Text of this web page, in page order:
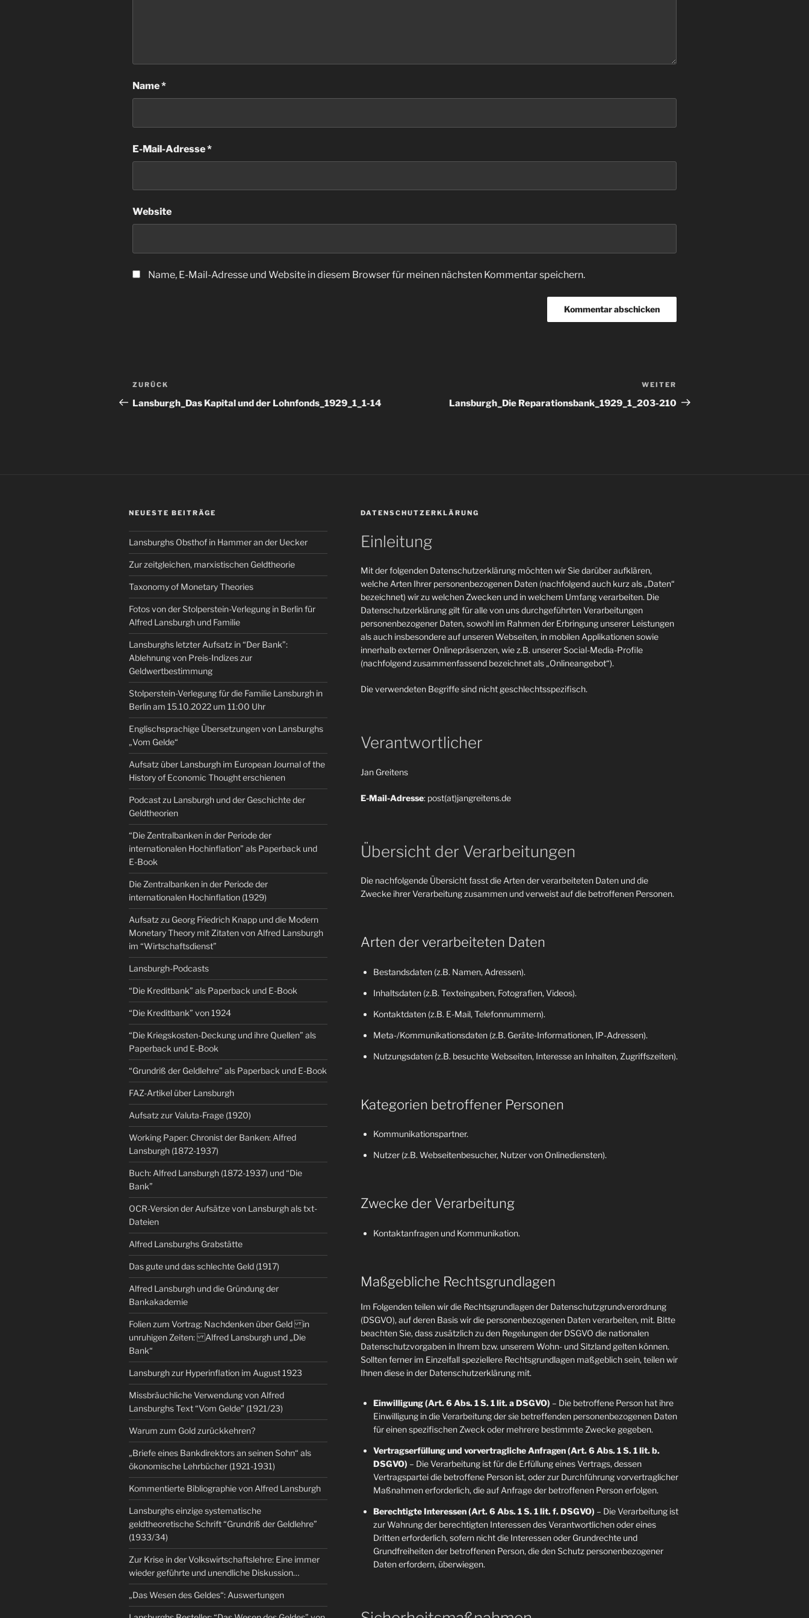
Name*
E-Mail-Adresse*
Website
Name, E-Mail-Adresse und Website in diesem Browser für meinen nächsten Kommentar speichern.
Beitragsnavigation
Vorheriger
Beitrag
ZURÜCK
Lansburgh_Das Kapital und der Lohnfonds_1929_1_1-14
Beitrag
WEITER
Lansburgh_Die Reparationsbank_1929_1_203-210
NEUESTE BEITRÄGE
Lansburghs Obsthof in Hammer an der Uecker
Zur zeitgleichen, marxistischen Geldtheorie
Taxonomy of Monetary Theories
Fotos von der Stolperstein-Verlegung in Berlin für
Alfred Lansburgh und Familie
Lansburghs letzter Aufsatz in “Der Bank”:
Ablehnung von Preis-Indizes zur
Geldwertbestimmung
Stolperstein-Verlegung für die Familie Lansburgh in
Berlin am 15.10.2022 um 11:00 Uhr
Englischsprachige Übersetzungen von Lansburghs
„Vom Gelde“
Aufsatz über Lansburgh im European Journal of the
History of Economic Thought erschienen
Podcast zu Lansburgh und der Geschichte der
Geldtheorien
“Die Zentralbanken in der Periode der
internationalen Hochinflation” als Paperback und
E-Book
Die Zentralbanken in der Periode der
internationalen Hochinflation (1929)
Aufsatz zu Georg Friedrich Knapp und die Modern
Monetary Theory mit Zitaten von Alfred Lansburgh
im “Wirtschaftsdienst”
Lansburgh-Podcasts
“Die Kreditbank” als Paperback und E-Book
“Die Kreditbank” von 1924
“Die Kriegskosten-Deckung und ihre Quellen” als
Paperback und E-Book
“Grundriß der Geldlehre” als Paperback und E-Book
FAZ-Artikel über Lansburgh
Aufsatz zur Valuta-Frage (1920)
Working Paper: Chronist der Banken: Alfred
Lansburgh (1872-1937)
Buch: Alfred Lansburgh (1872-1937) und “Die
Bank”
OCR-Version der Aufsätze von Lansburgh als txt-
Dateien
Alfred Lansburghs Grabstätte
Das gute und das schlechte Geld (1917)
Alfred Lansburgh und die Gründung der
Bankakademie
Folien zum Vortrag: Nachdenken über Geld in
unruhigen Zeiten: Alfred Lansburgh und „Die
Bank“
Lansburgh zur Hyperinflation im August 1923
Missbräuchliche Verwendung von Alfred
Lansburghs Text “Vom Gelde” (1921/23)
Warum zum Gold zurückkehren?
„Briefe eines Bankdirektors an seinen Sohn“ als
ökonomische Lehrbücher (1921-1931)
Kommentierte Bibliographie von Alfred Lansburgh
Lansburghs einzige systematische
geldtheoretische Schrift “Grundriß der Geldlehre”
(1933/34)
Zur Krise in der Volkswirtschaftslehre: Eine immer
wieder geführte und unendliche Diskussion…
„Das Wesen des Geldes“: Auswertungen
DATENSCHUTZERKLÄRUNG
Einleitung
Mit der folgenden Datenschutzerklärung möchten wir Sie darüber aufklären,
welche Arten Ihrer personenbezogenen Daten (nachfolgend auch kurz als „Daten“
bezeichnet) wir zu welchen Zwecken und in welchem Umfang verarbeiten. Die
Datenschutzerklärung gilt für alle von uns durchgeführten Verarbeitungen
personenbezogener Daten, sowohl im Rahmen der Erbringung unserer Leistungen
als auch insbesondere auf unseren Webseiten, in mobilen Applikationen sowie
innerhalb externer Onlinepräsenzen, wie z.B. unserer Social-Media-Profile
(nachfolgend zusammenfassend bezeichnet als „Onlineangebot“).
Die verwendeten Begriffe sind nicht geschlechtsspezifisch.
Verantwortlicher
Jan Greitens
E-Mail-Adresse: post(at)jangreitens.de
Übersicht der Verarbeitungen
Die nachfolgende Übersicht fasst die Arten der verarbeiteten Daten und die
Zwecke ihrer Verarbeitung zusammen und verweist auf die betroffenen Personen.
Arten der verarbeiteten Daten
Bestandsdaten (z.B. Namen, Adressen).
Inhaltsdaten (z.B. Texteingaben, Fotografien, Videos).
Kontaktdaten (z.B. E-Mail, Telefonnummern).
Meta-/Kommunikationsdaten (z.B. Geräte-Informationen, IP-Adressen).
Nutzungsdaten (z.B. besuchte Webseiten, Interesse an Inhalten, Zugriffszeiten).
Kategorien betroffener Personen
Kommunikationspartner.
Nutzer (z.B. Webseitenbesucher, Nutzer von Onlinediensten).
Zwecke der Verarbeitung
Kontaktanfragen und Kommunikation.
Maßgebliche Rechtsgrundlagen
Im Folgenden teilen wir die Rechtsgrundlagen der Datenschutzgrundverordnung
(DSGVO), auf deren Basis wir die personenbezogenen Daten verarbeiten, mit. Bitte
beachten Sie, dass zusätzlich zu den Regelungen der DSGVO die nationalen
Datenschutzvorgaben in Ihrem bzw. unserem Wohn- und Sitzland gelten können.
Sollten ferner im Einzelfall speziellere Rechtsgrundlagen maßgeblich sein, teilen wir
Ihnen diese in der Datenschutzerklärung mit.
Einwilligung (Art. 6 Abs. 1 S. 1 lit. a DSGVO) – Die betroffene Person hat ihre
Einwilligung in die Verarbeitung der sie betreffenden personenbezogenen Daten
für einen spezifischen Zweck oder mehrere bestimmte Zwecke gegeben.
Vertragserfüllung und vorvertragliche Anfragen (Art. 6 Abs. 1 S. 1 lit. b.
DSGVO) – Die Verarbeitung ist für die Erfüllung eines Vertrags, dessen
Vertragspartei die betroffene Person ist, oder zur Durchführung vorvertraglicher
Maßnahmen erforderlich, die auf Anfrage der betroffenen Person erfolgen.
Berechtigte Interessen (Art. 6 Abs. 1 S. 1 lit. f. DSGVO) – Die Verarbeitung ist
zur Wahrung der berechtigten Interessen des Verantwortlichen oder eines
Dritten erforderlich, sofern nicht die Interessen oder Grundrechte und
Grundfreiheiten der betroffenen Person, die den Schutz personenbezogener
Daten erfordern, überwiegen.